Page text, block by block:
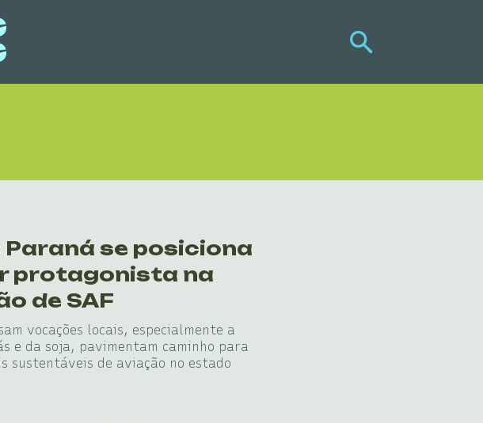
Paraná se posiciona
protagonista na
de SAF
vocações locais, especialmente a
e da soja, pavimentam caminho para
sustentáveis de aviação no estado